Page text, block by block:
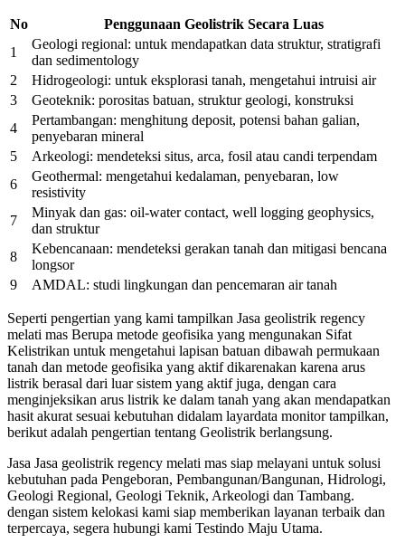
No
Penggunaan Geolistrik Secara Luas
1
Geologi regional: untuk mendapatkan data struktur, stratigrafi
dan sedimentology
2
Hidrogeologi: untuk eksplorasi tanah, mengetahui intruisi air
3
Geoteknik: porositas batuan, struktur geologi, konstruksi
4
Pertambangan: menghitung deposit, potensi bahan galian,
penyebaran mineral
5
Arkeologi: mendeteksi situs, arca, fosil atau candi terpendam
6
Geothermal: mengetahui kedalaman, penyebaran, low
resistivity
7
Minyak dan gas: oil-water contact, well logging geophysics,
dan struktur
8
Kebencanaan: mendeteksi gerakan tanah dan mitigasi bencana
longsor
9
AMDAL: studi lingkungan dan pencemaran air tanah
Seperti pengertian yang kami tampilkan Jasa geolistrik regency
melati mas Berupa metode geofisika yang mengunakan Sifat
Kelistrikan untuk mengetahui lapisan batuan dibawah permukaan
tanah dan metode geofisika yang aktif dikarenakan karena arus
listrik berasal dari luar sistem yang aktif juga, dengan cara
menginjeksikan arus listrik ke dalam tanah yang akan mendapatkan
hasit akurat sesuai kebutuhan didalam layardata monitor tampilkan,
berikut adalah pengertian tentang Geolistrik berlangsung.
Jasa Jasa geolistrik regency melati mas siap melayani untuk solusi
kebutuhan pada Pengeboran, Pembangunan/Bangunan, Hidrologi,
Geologi Regional, Geologi Teknik, Arkeologi dan Tambang.
dengan sistem kelokasi kami siap memberikan layanan terbaik dan
terpercaya, segera hubungi kami Testindo Maju Utama.